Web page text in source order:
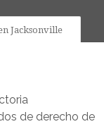
Jacksonville
de derecho de